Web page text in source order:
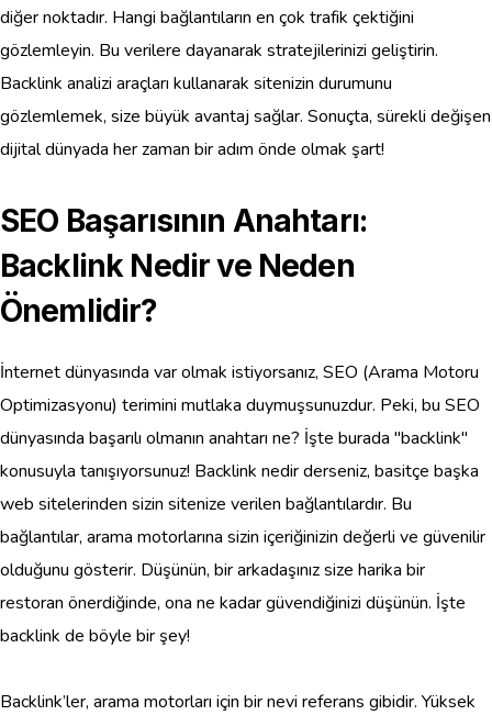
diğer noktadır. Hangi bağlantıların en çok trafik çektiğini
gözlemleyin. Bu verilere dayanarak stratejilerinizi geliştirin.
Backlink analizi araçları kullanarak sitenizin durumunu
gözlemlemek, size büyük avantaj sağlar. Sonuçta, sürekli değişen
dijital dünyada her zaman bir adım önde olmak şart!
SEO Başarısının Anahtarı:
Backlink Nedir ve Neden
Önemlidir?
İnternet dünyasında var olmak istiyorsanız, SEO (Arama Motoru
Optimizasyonu) terimini mutlaka duymuşsunuzdur. Peki, bu SEO
dünyasında başarılı olmanın anahtarı ne? İşte burada "backlink"
konusuyla tanışıyorsunuz! Backlink nedir derseniz, basitçe başka
web sitelerinden sizin sitenize verilen bağlantılardır. Bu
bağlantılar, arama motorlarına sizin içeriğinizin değerli ve güvenilir
olduğunu gösterir. Düşünün, bir arkadaşınız size harika bir
restoran önerdiğinde, ona ne kadar güvendiğinizi düşünün. İşte
backlink de böyle bir şey!
Backlink’ler, arama motorları için bir nevi referans gibidir. Yüksek